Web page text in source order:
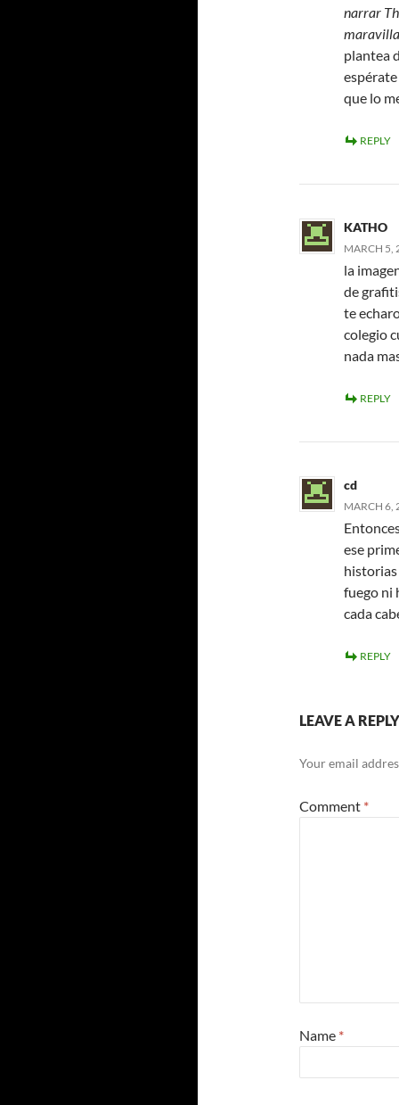
narrar
plantea
que lo
REPLY
KATHO
MARCH 5,
la
de
te
colegio
nada
REPLY
cd
MARCH 6,
ese
historias
fuego ni
cada
REPLY
LEAVE A REPLY
Your email
Comment *
Name *